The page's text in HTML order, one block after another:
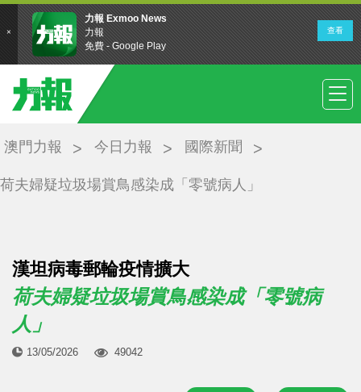
澳門力報 今日力報 國際新聞
荷夫婦疑垃圾場賞鳥感染成「零號病人」
漢坦病毒郵輪疫情擴大
荷夫婦疑垃圾場賞鳥感染成「零號病
人」
13/05/2026 49042